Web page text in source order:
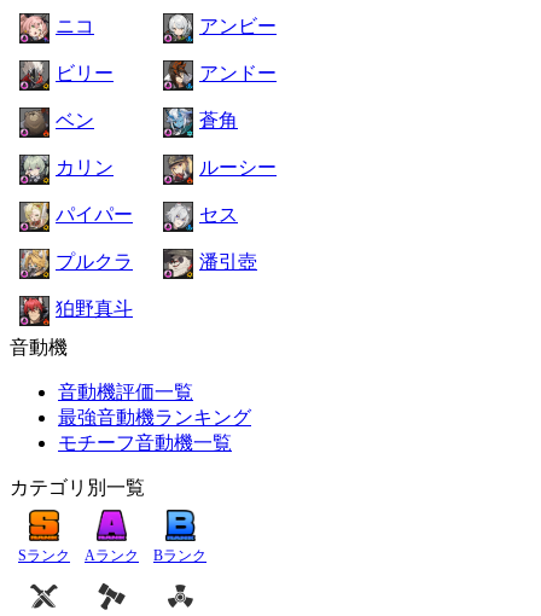
ニコ
アンビー
ビリー アンドー
ベン 蒼角
カリン ルーシー
パイパー セス
プルクラ 潘引壺
狛野真斗
音動機
音動機評価一覧
最強音動機ランキング
モチーフ音動機一覧
カテゴリ別一覧
Sランク Aランク Bランク